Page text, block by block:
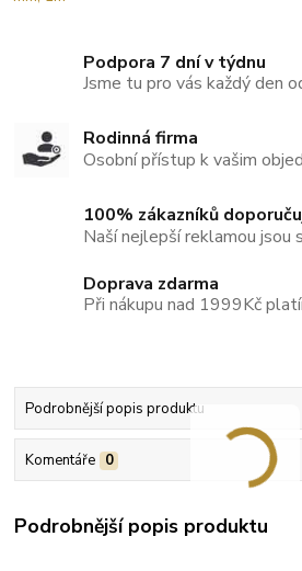
Podpora 7 dní v týdnu
Jsme tu pro vás každý den
Rodinná firma
Osobní přístup k vašim
100% zákazníků
Naší nejlepší reklamou jsou
Doprava zdarma
Při nákupu nad 1999Kč
Podrobnější popis produktu
Komentáře 0
Podrobnější popis produktu